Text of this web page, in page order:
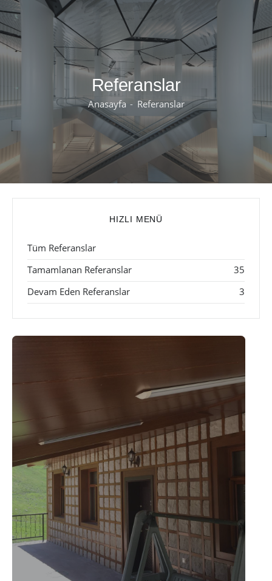
Referanslar
Anasayfa Referanslar
HIZLI MENÜ
Tüm Referanslar
Tamamlanan Referanslar
35
Devam Eden Referanslar
3